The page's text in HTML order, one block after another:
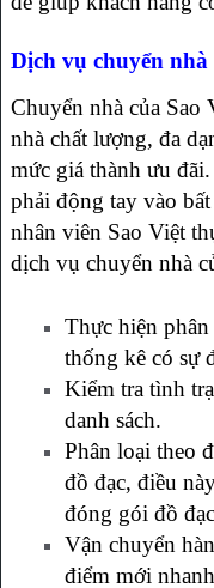
Dịch vụ chuyển
Chuyển nhà của
nhà chất lượng, đa
mức giá thành ưu
phải động tay vào
nhân viên Sao Việt
dịch vụ chuyển nhà
Thực hiện
thống kê có sự
Kiểm tra tình
danh sách.
Phân loại theo
đồ đạc, điều
đóng gói đồ
Vận chuyển
điểm mới